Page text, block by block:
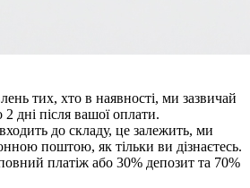
тих, хто в наявності, ми зазвичай
2 дні після вашої оплати.
до складу, це залежить, ми
поштою, як тільки ви дізнаєтесь.
платіж або 30% депозит та 70%